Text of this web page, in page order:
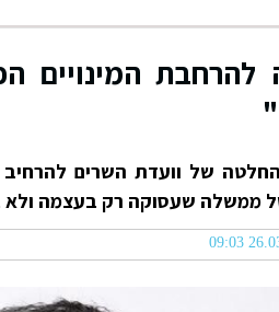
המינויים
של וועדת השרים להרחיב
ממשלה שעסוקה רק בעצמה ולא